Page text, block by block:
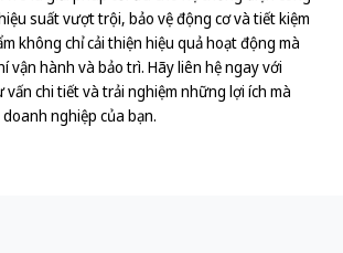
suất vượt trội, bảo vệ động cơ và tiết kiệm
không chỉ cải thiện hiệu quả hoạt động mà
vận hành và bảo trì. Hãy liên hệ ngay với
chi tiết và trải nghiệm những lợi ích mà
nghiệp của bạn.